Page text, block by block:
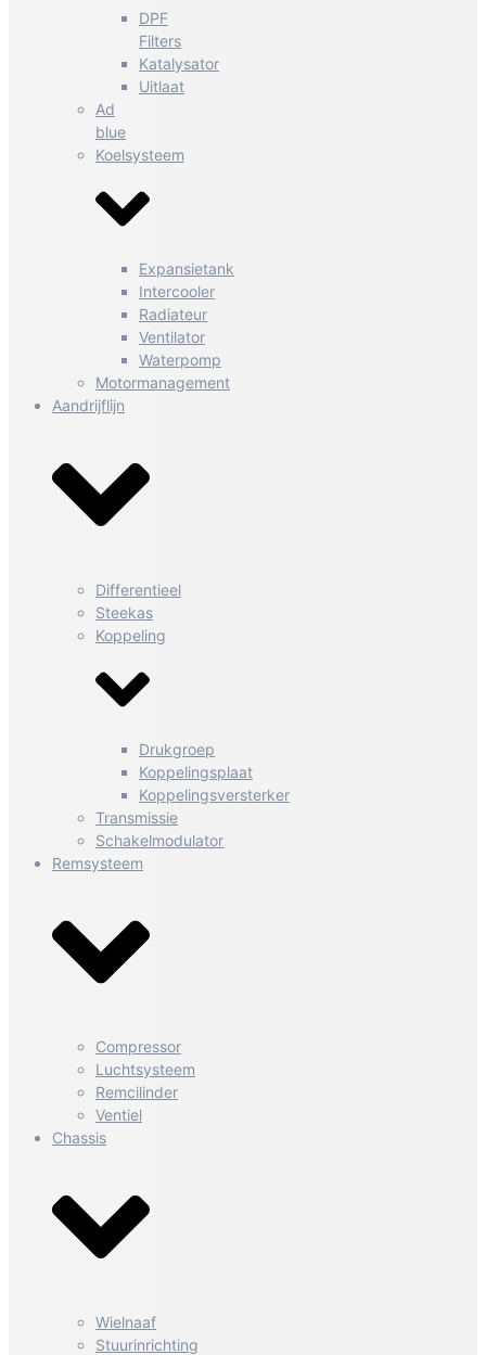
DPF
Filters
Katalysator
Uitlaat
Ad
blue
Koelsysteem
Expansietank
Intercooler
Radiateur
Ventilator
Waterpomp
Motormanagement
Aandrijflijn
Differentieel
Steekas
Koppeling
Drukgroep
Koppelingsplaat
Koppelingsversterker
Transmissie
Schakelmodulator
Remsysteem
Compressor
Luchtsysteem
Remcilinder
Ventiel
Chassis
Wielnaaf
Stuurinrichting